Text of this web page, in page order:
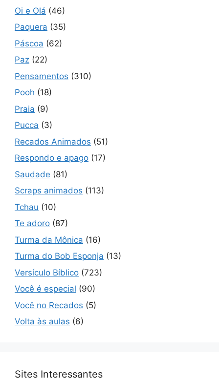
Oi e Olá (46)
Paquera (35)
Páscoa (62)
Paz (22)
Pensamentos (310)
Pooh (18)
Praia (9)
Pucca (3)
Recados Animados (51)
Respondo e apago (17)
Saudade (81)
Scraps animados (113)
Tchau (10)
Te adoro (87)
Turma da Mônica (16)
Turma do Bob Esponja (13)
Versículo Bíblico (723)
Você é especial (90)
Você no Recados (5)
Volta às aulas (6)
Sites Interessantes